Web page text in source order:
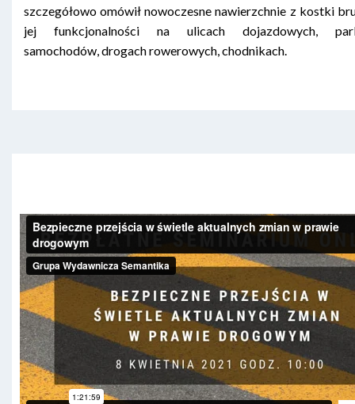
szczegółowo omówił nowoczesne nawierzchnie z kostki
jej funkcjonalności na ulicach dojazdowych,
samochodów, drogach rowerowych, chodnikach.